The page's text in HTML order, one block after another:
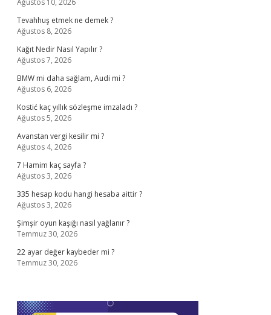
Ağustos 10, 2026
Tevahhuş etmek ne demek ?
Ağustos 8, 2026
Kağıt Nedir Nasıl Yapılır ?
Ağustos 7, 2026
BMW mi daha sağlam, Audi mi ?
Ağustos 6, 2026
Kostić kaç yıllık sözleşme imzaladı ?
Ağustos 5, 2026
Avanstan vergi kesilir mi ?
Ağustos 4, 2026
7 Hamim kaç sayfa ?
Ağustos 3, 2026
335 hesap kodu hangi hesaba aittir ?
Ağustos 3, 2026
Şimşir oyun kaşığı nasıl yağlanır ?
Temmuz 30, 2026
22 ayar değer kaybeder mi ?
Temmuz 30, 2026